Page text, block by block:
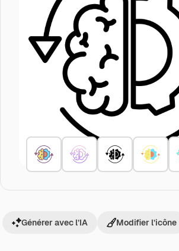
Générer avec l’IA Modifier l’icône